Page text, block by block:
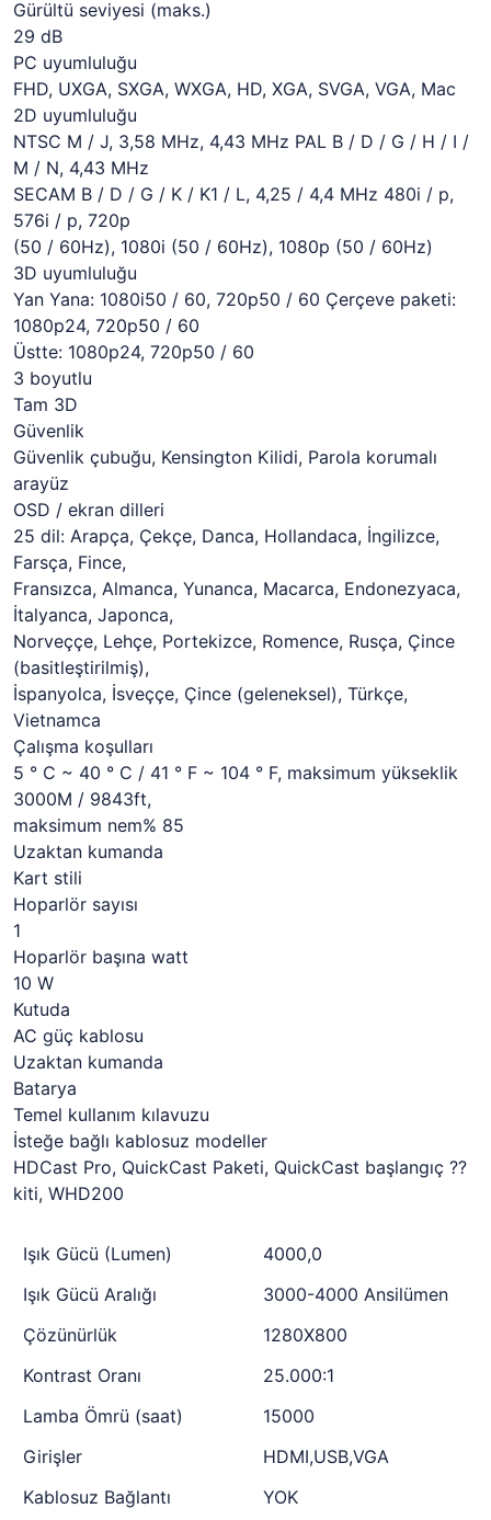
Gürültü seviyesi (maks.)
29 dB
PC uyumluluğu
FHD, UXGA, SXGA, WXGA, HD, XGA, SVGA, VGA, Mac
2D uyumluluğu
NTSC M / J, 3,58 MHz, 4,43 MHz PAL B / D / G / H / I /
M / N, 4,43 MHz
SECAM B / D / G / K / K1 / L, 4,25 / 4,4 MHz 480i / p,
576i / p, 720p
(50 / 60Hz), 1080i (50 / 60Hz), 1080p (50 / 60Hz)
3D uyumluluğu
Yan Yana: 1080i50 / 60, 720p50 / 60 Çerçeve paketi:
1080p24, 720p50 / 60
Üstte: 1080p24, 720p50 / 60
3 boyutlu
Tam 3D
Güvenlik
Güvenlik çubuğu, Kensington Kilidi, Parola korumalı
arayüz
OSD / ekran dilleri
25 dil: Arapça, Çekçe, Danca, Hollandaca, İngilizce,
Farsça, Fince,
Fransızca, Almanca, Yunanca, Macarca, Endonezyaca,
İtalyanca, Japonca,
Norveççe, Lehçe, Portekizce, Romence, Rusça, Çince
(basitleştirilmiş),
İspanyolca, İsveççe, Çince (geleneksel), Türkçe,
Vietnamca
Çalışma koşulları
5 ° C ~ 40 ° C / 41 ° F ~ 104 ° F, maksimum yükseklik
3000M / 9843ft,
maksimum nem% 85
Uzaktan kumanda
Kart stili
Hoparlör sayısı
1
Hoparlör başına watt
10 W
Kutuda
AC güç kablosu
Uzaktan kumanda
Batarya
Temel kullanım kılavuzu
İsteğe bağlı kablosuz modeller
HDCast Pro, QuickCast Paketi, QuickCast başlangıç ??
kiti, WHD200
Işık Gücü (Lumen)
4000,0
Işık Gücü Aralığı
3000-4000 Ansilümen
Çözünürlük
1280X800
Kontrast Oranı
25.000:1
Lamba Ömrü (saat)
15000
Girişler
HDMI,USB,VGA
Kablosuz Bağlantı
YOK